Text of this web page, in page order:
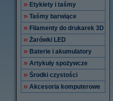
Etykiety i taśmy
Taśmy barwiące
Filamenty do drukarek 3D
Żarówki LED
Baterie i akumulatory
Artykuły spożywcze
Środki czystości
Akcesoria komputerowe